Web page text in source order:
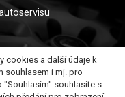
cookies a další údaje k
souhlasem i mj. pro
"Souhlasím" souhlasíte s